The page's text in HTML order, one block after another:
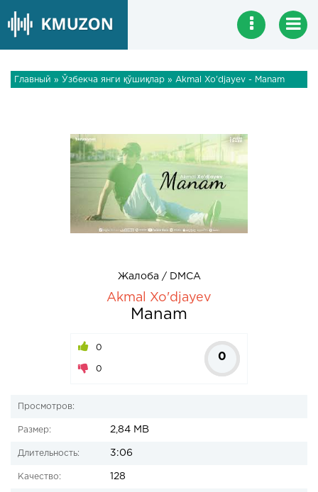
Главный » Ўзбекча янги қўшиқлар » Akmal Xo'djayev - Manam
Жалоба / DMCA
Akmal Xo'djayev
Manam
0
0
0
Просмотров:
Размер: 2,84 MB
Длительность: 3:06
Качество: 128